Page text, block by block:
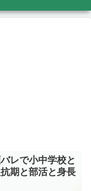
レで小中学校と
期と部活と身長